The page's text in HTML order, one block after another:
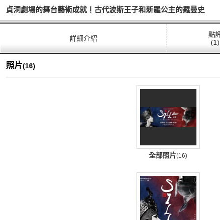
貞洞劇場的舞台藝術成就！古代波斯王子和新羅公主的羅曼史
詳細介紹
點
(1)
照片(16)
全部照片(16)